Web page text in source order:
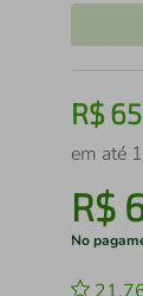
R$
em até
R$
No